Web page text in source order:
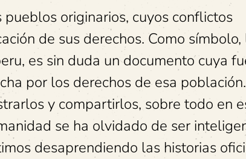
originarios, cuyos conflictos
de sus derechos. Como símbolo,
es sin duda un documento cuya
por los derechos de esa población.
y compartirlos, sobre todo en
se ha olvidado de ser
desaprendiendo las historias